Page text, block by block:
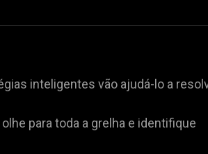
inteligentes vão ajudá-lo a
para toda a grelha e identifique